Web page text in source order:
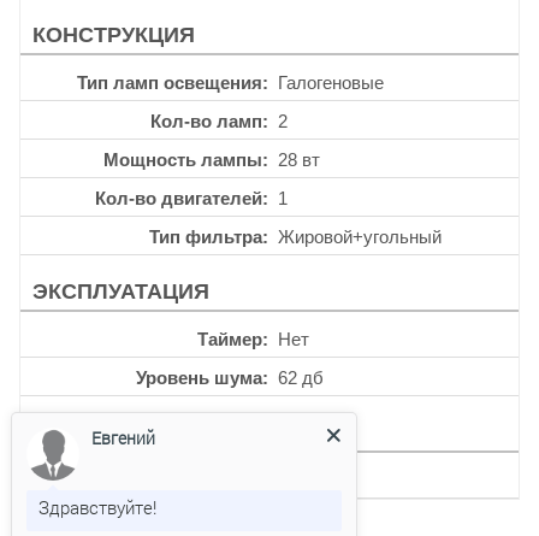
КОНСТРУКЦИЯ
Тип ламп освещения
Галогеновые
Кол-во ламп
2
Мощность лампы
28 вт
Кол-во двигателей
1
Тип фильтра
Жировой+угольный
ЭКСПЛУАТАЦИЯ
Таймер
Нет
Уровень шума
62 дб
ДРУГИЕ ХАРАКТЕРИСТИКИ
Интервальная работа
Евгений
Здравствуйте!